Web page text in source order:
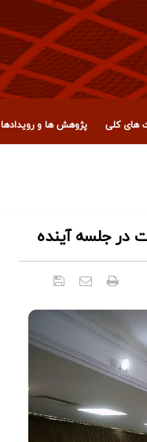
های کلی پژوهش ها و رویدادها
در جلسه آینده